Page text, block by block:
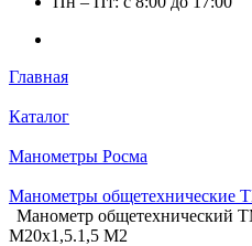
Главная
Каталог
Манометры Росма
Манометры общетехнические
Манометр общетехнический
М20х1,5.1,5 М2